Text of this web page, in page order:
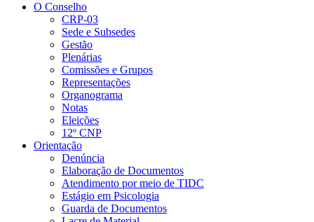
O Conselho
CRP-03
Sede e Subsedes
Gestão
Plenárias
Comissões e Grupos
Representações
Organograma
Notas
Eleições
12º CNP
Orientação
Denúncia
Elaboração de Documentos
Atendimento por meio de TIDC
Estágio em Psicologia
Guarda de Documentos